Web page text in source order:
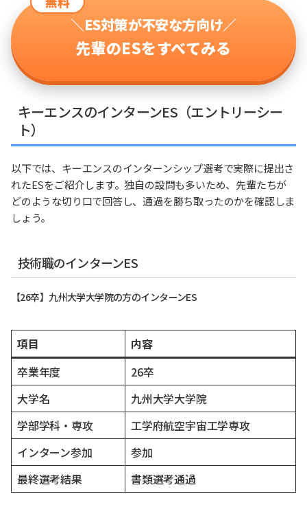
＼ES対策が不安な方向け／
先輩のESをすべてみる
キーエンスのインターンES（エントリーシー
ト）
以下では、キーエンスのインターンシップ選考で実際に提出さ
れたESをご紹介します。独自の設問も多いため、先輩たちが
どのような切り口で回答し、通過を勝ち取ったのかを確認しま
しょう。
技術職のインターンES
【26卒】九州大学大学院の方のインターンES
項目
内容
卒業年度
26卒
大学名
九州大学大学院
学部学科・専攻
工学府航空宇宙工学専攻
インターン参加
参加
最終選考結果
書類選考通過